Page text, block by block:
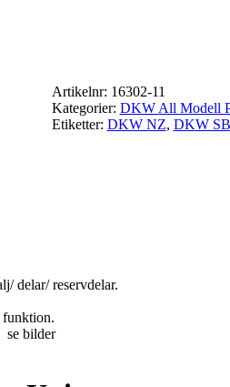
Artikelnr: 16302-11
Kategorier: DKW All Modell
Etiketter: DKW NZ, DKW SB
delar/ reservdelar.
funktion.
se bilder